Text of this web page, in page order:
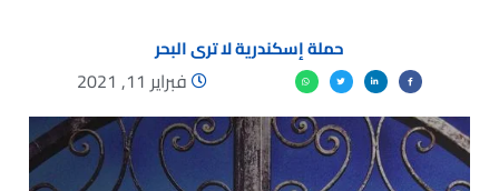
حملة إسكندرية لا ترى البحر
فبراير 11, 2021